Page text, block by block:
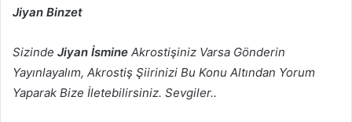
Jiyan Binzet
Sizinde Jiyan İsmine Akrostişiniz Varsa Gönderin
Yayınlayalım, Akrostiş Şiirinizi Bu Konu Altından Yorum
Yaparak Bize İletebilirsiniz. Sevgiler..